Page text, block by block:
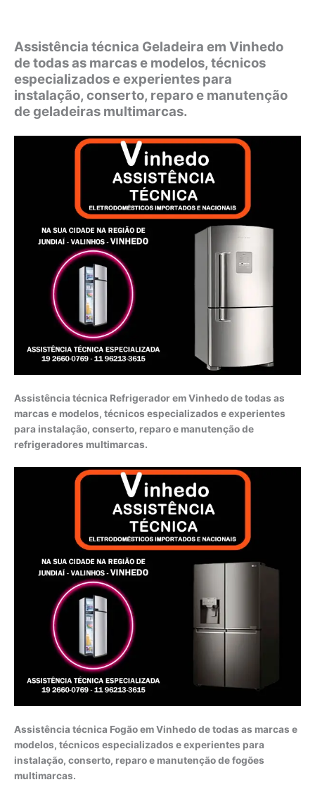
Assistência técnica Geladeira em Vinhedo
de todas as marcas e modelos, técnicos
especializados e experientes para
instalação, conserto, reparo e manutenção
de geladeiras multimarcas.
Assistência técnica Refrigerador em Vinhedo de todas as
marcas e modelos, técnicos especializados e experientes
para instalação, conserto, reparo e manutenção de
refrigeradores multimarcas.
Assistência técnica Fogão em Vinhedo de todas as marcas e
modelos, técnicos especializados e experientes para
instalação, conserto, reparo e manutenção de fogões
multimarcas.